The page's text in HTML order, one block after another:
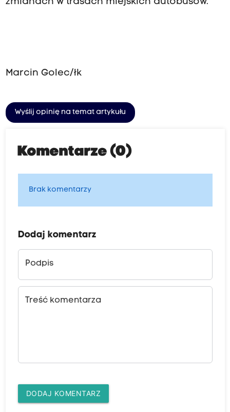
zmianach w trasach miejskich autobusów.
Marcin Golec/łk
Wyślij opinię na temat artykułu
Komentarze (0)
Brak komentarzy
Dodaj komentarz
Podpis
Treść komentarza
DODAJ KOMENTARZ